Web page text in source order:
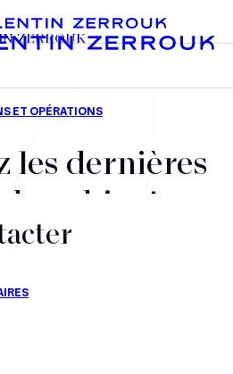
ZERROUK
stratégiques
les dernières
cabinet,
et nos
jour après